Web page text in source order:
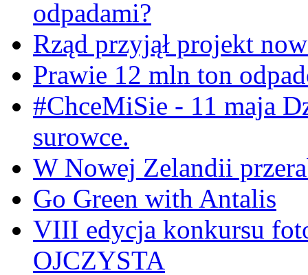
odpadami?
Rząd przyjął projekt
Prawie 12 mln ton
#ChceMiSie - 11 maja
surowce.
W Nowej Zelandii
Go Green with Antalis
VIII edycja konkursu
OJCZYSTA